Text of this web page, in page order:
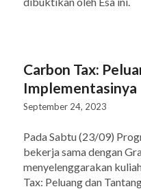
Carbon Tax:
Implementasinya
September 24, 2023
Pada Sabtu (23/09)
bekerja sama dengan
menyelenggarakan
Tax: Peluang dan